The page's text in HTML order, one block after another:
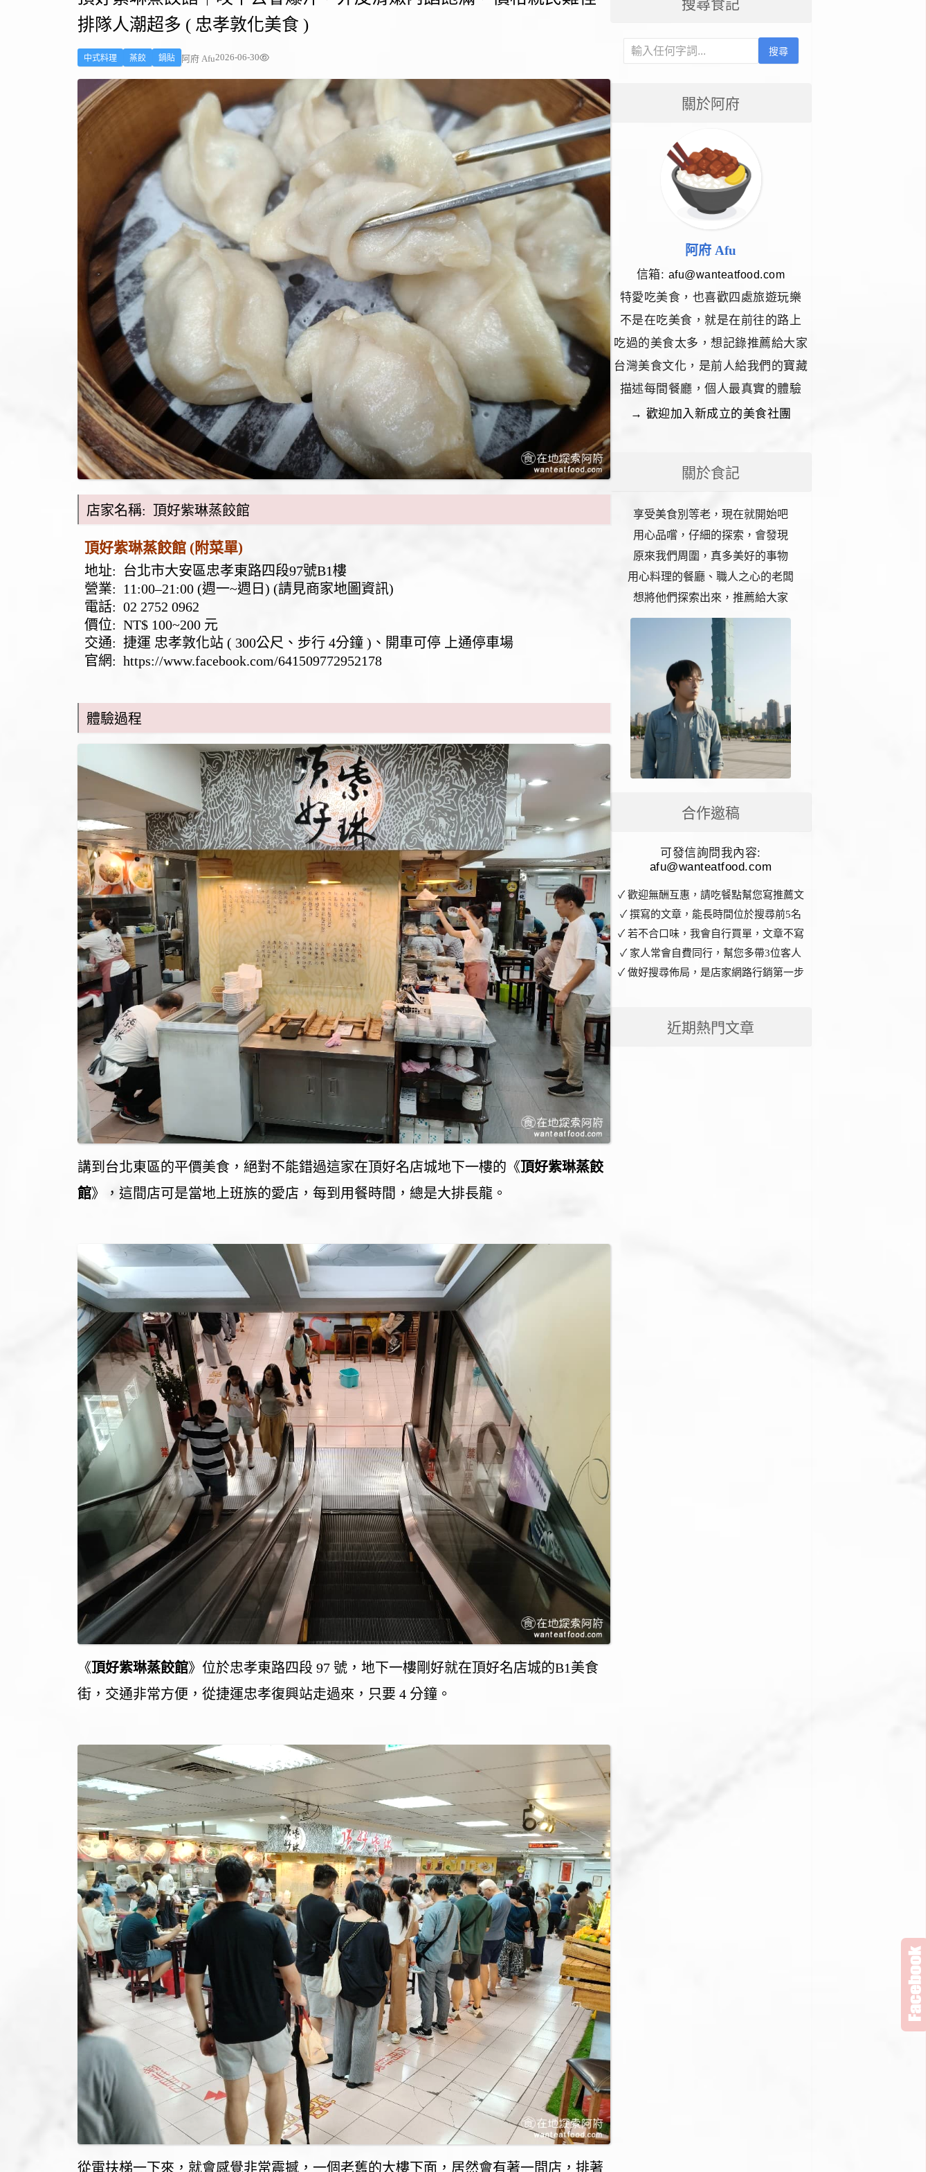
排隊人潮超多 ( 忠孝敦化美食 )
中式料理 蒸餃 鍋貼 阿府 Afu2026-06-30
店家名稱: 頂好紫琳蒸餃館
頂好紫琳蒸餃館 (附菜單)
地址: 台北市大安區忠孝東路四段97號B1樓
營業: 11:00–21:00 (週一~週日) (請見商家地圖資訊)
電話: 02 2752 0962
價位: NT$ 100~200 元
交通: 捷運 忠孝敦化站 ( 300公尺、步行 4分鐘 )、開車可停 上通停車場
官網: https://www.facebook.com/641509772952178
體驗過程
講到台北東區的平價美食，絕對不能錯過這家在頂好名店城地下一樓的《頂好紫琳蒸餃
館》，這間店可是當地上班族的愛店，每到用餐時間，總是大排長龍。
《頂好紫琳蒸餃館》位於忠孝東路四段 97 號，地下一樓剛好就在頂好名店城的B1美食
街，交通非常方便，從捷運忠孝復興站走過來，只要 4 分鐘。
從電扶梯一下來，就會感覺非常震撼，一個老舊的大樓下面，居然會有著一間店，排著
搜尋食記
搜尋
關於阿府
阿府 Afu
信箱: afu@wanteatfood.com
特愛吃美食，也喜歡四處旅遊玩樂
不是在吃美食，就是在前往的路上
吃過的美食太多，想記錄推薦給大家
台灣美食文化，是前人給我們的寶藏
描述每間餐廳，個人最真實的體驗
→ 歡迎加入新成立的美食社團
關於食記
享受美食別等老，現在就開始吧
用心品嚐，仔細的探索，會發現
原來我們周圍，真多美好的事物
用心料理的餐廳、職人之心的老闆
想將他們探索出來，推薦給大家
合作邀稿
可發信詢問我內容:
afu@wanteatfood.com
✓ 歡迎無酬互惠，請吃餐點幫您寫推薦文
✓ 撰寫的文章，能長時間位於搜尋前5名
✓ 若不合口味，我會自行買單，文章不寫
✓ 家人常會自費同行，幫您多帶3位客人
✓ 做好搜尋佈局，是店家網路行銷第一步
近期熱門文章